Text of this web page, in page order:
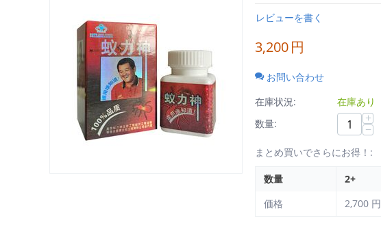
レビューを書く
3,200円
お問い合わせ
在庫状況:
在庫あり
数量:
+
−
まとめ買いでさらにお得！:
数量
2+
価格
2,700 円